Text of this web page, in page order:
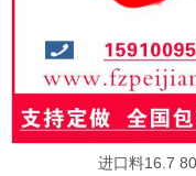
进口料16.7